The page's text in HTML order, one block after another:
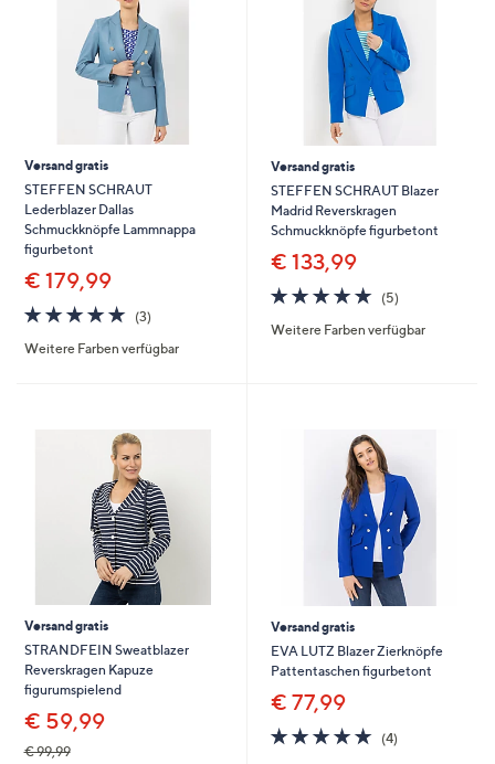
Versand gratis
STEFFEN SCHRAUT
Lederblazer Dallas
Schmuckknöpfe Lammnappa
figurbetont
€ 179,99
5.0
von
5
(3)
Weitere Farben verfügbar
Versand gratis
STEFFEN SCHRAUT Blazer
Madrid Reverskragen
Schmuckknöpfe figurbetont
€ 133,99
5.0
von
5
(5)
Weitere Farben verfügbar
Versand gratis
STRANDFEIN Sweatblazer
Reverskragen Kapuze
figurumspielend
€ 59,99
€ 99,99
Versand gratis
EVA LUTZ Blazer Zierknöpfe
Pattentaschen figurbetont
€ 77,99
5.0
von
(4)